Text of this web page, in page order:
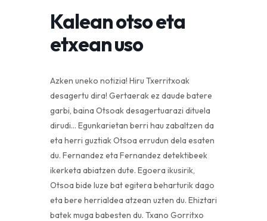
Kalean otso eta
etxean uso
​​​​​​​Azken uneko notizia! Hiru Txerritxoak
desagertu dira! Gertaerak ez daude batere
garbi, baina Otsoak desagertuarazi dituela
dirudi… Egunkarietan berri hau zabaltzen da
eta herri guztiak Otsoa errudun dela esaten
du. Fernandez eta Fernandez detektibeek
ikerketa abiatzen dute. Egoera ikusirik,
Otsoa bide luze bat egitera beharturik dago
eta bere herrialdea atzean uzten du. Ehiztari
batek muga babesten du. Txano Gorritxo